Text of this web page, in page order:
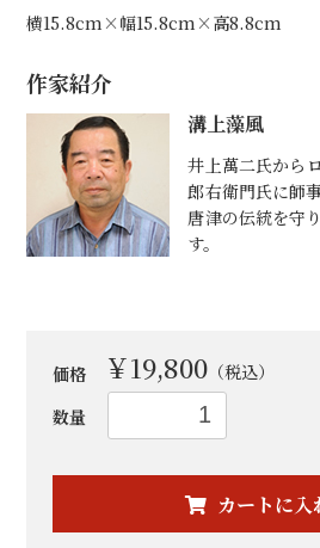
横15.8cm×幅15.8cm×高8.8cm
作家紹介
溝上藻風
井上萬二氏から
郎右衛門氏に師
唐津の伝統を守
す。
価格 ￥19,800 （税込）
数量
カートに入
お買い物を続ける